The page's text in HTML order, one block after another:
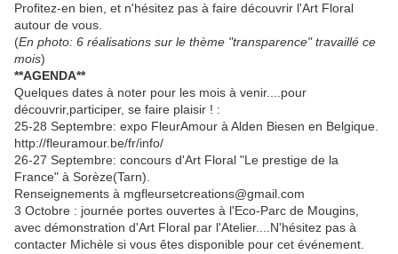
Profitez-en bien, et n'hésitez pas à faire découvrir l'Art Floral
autour de vous.
(En photo: 6 réalisations sur le thème "transparence" travaillé ce
mois)
**AGENDA**
Quelques dates à noter pour les mois à venir....pour
découvrir,participer, se faire plaisir ! :
25-28 Septembre: expo FleurAmour à Alden Biesen en Belgique.
http://fleuramour.be/fr/info/
26-27 Septembre: concours d'Art Floral "Le prestige de la
France" à Sorèze(Tarn).
Renseignements à mgfleursetcreations@gmail.com
3 Octobre : journée portes ouvertes à l'Eco-Parc de Mougins,
avec démonstration d'Art Floral par l'Atelier....N'hésitez pas à
contacter Michèle si vous êtes disponible pour cet événement.